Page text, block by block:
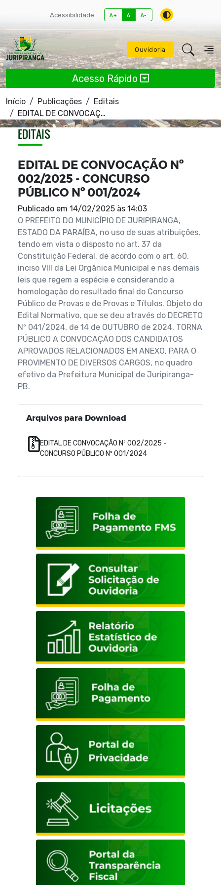
Acessibilidade A+ A A-
Ouvidoria
Acesso Rápido
Início Publicações
Editais
EDITAL DE CONVOCAÇÃO Nº 002/2025 - CONCURSO PÚBLICO Nº 001/2024
EDITAIS
EDITAL DE CONVOCAÇÃO Nº
002/2025 - CONCURSO
PÚBLICO Nº 001/2024
Publicado em 14/02/2025 às 14:03
O PREFEITO DO MUNICÍPIO DE JURIPIRANGA,
ESTADO DA PARAÍBA, no uso de suas atribuições,
tendo em vista o disposto no art. 37 da
Constituição Federal, de acordo com o art. 60,
inciso VIII da Lei Orgânica Municipal e nas demais
leis que regem a espécie e considerando a
homologação do resultado final do Concurso
Público de Provas e de Provas e Títulos. Objeto do
Edital Normativo, que se deu através do DECRETO
Nº 041/2024, de 14 de OUTUBRO de 2024, TORNA
PÚBLICO A CONVOCAÇÃO DOS CANDIDATOS
APROVADOS RELACIONADOS EM ANEXO, PARA O
PROVIMENTO DE DIVERSOS CARGOS, no quadro
efetivo da Prefeitura Municipal de Juripiranga-
PB.
Arquivos para Download
EDITAL DE CONVOCAÇÃO Nº 002/2025 -
CONCURSO PÚBLICO Nº 001/2024